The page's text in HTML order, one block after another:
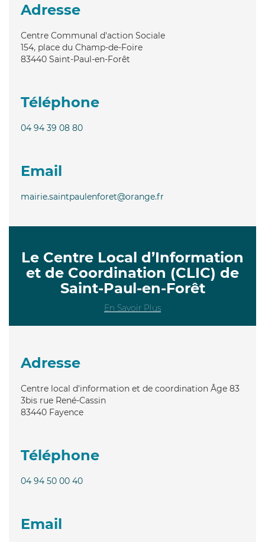
Adresse
Centre Communal d'action Sociale
154, place du Champ-de-Foire
83440 Saint-Paul-en-Forêt
Téléphone
04 94 39 08 80
Email
mairie.saintpaulenforet@orange.fr
Le Centre Local d’Information
et de Coordination (CLIC) de
Saint-Paul-en-Forêt
En Savoir Plus
Adresse
Centre local d'information et de coordination Âge 83
3bis rue René-Cassin
83440 Fayence
Téléphone
04 94 50 00 40
Email